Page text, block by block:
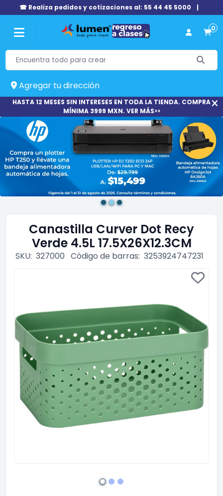
☎ Realiza pedidos y cotizaciones al: 55 44 45 5000 |
0
Agregar tu dirección
HASTA 12 MESES SIN INTERESES EN TODA LA TIENDA. COMPRA
MÍNIMA 3999 MXN. VER MÁS>>
Canastilla Curver Dot Recy
Verde 4.5L 17.5X26X12.3CM
SKU: 327000 Código de barras: 3253924747231